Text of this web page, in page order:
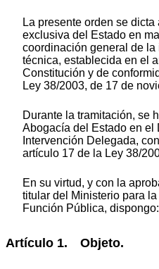
La presente orden se
exclusiva del Estado en
coordinación general de
técnica, establecida en el
Constitución y de
Ley 38/2003, de 17 de
Durante la tramitación, se
Abogacía del Estado en el
Intervención Delegada,
artículo 17 de la Ley 38/
En su virtud, y con la
titular del Ministerio para
Función Pública, dispongo:
Artículo 1. Objeto.